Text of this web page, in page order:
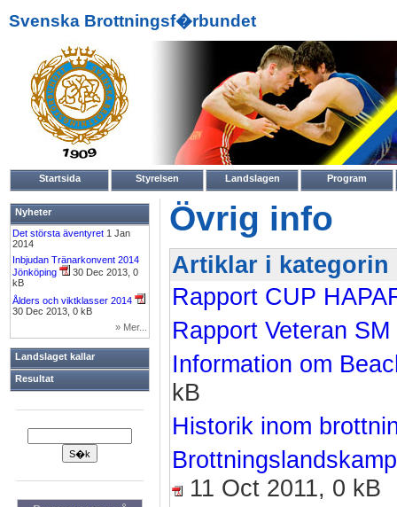
Svenska Brottningsf�rbundet
Startsida Styrelsen Landslagen Program
Nyheter
Det största äventyret 1 Jan
2014
Inbjudan Tränarkonvent 2014
Jönköping
30 Dec 2013, 0
kB
Ålders och viktklasser 2014
30 Dec 2013, 0 kB
» Mer...
Landslaget kallar
Resultat
Övrig info
Artiklar i kategorin
Rapport CUP
Rapport Veteran
Information om
kB
Historik inom
11 Oct 2011, 0 kB